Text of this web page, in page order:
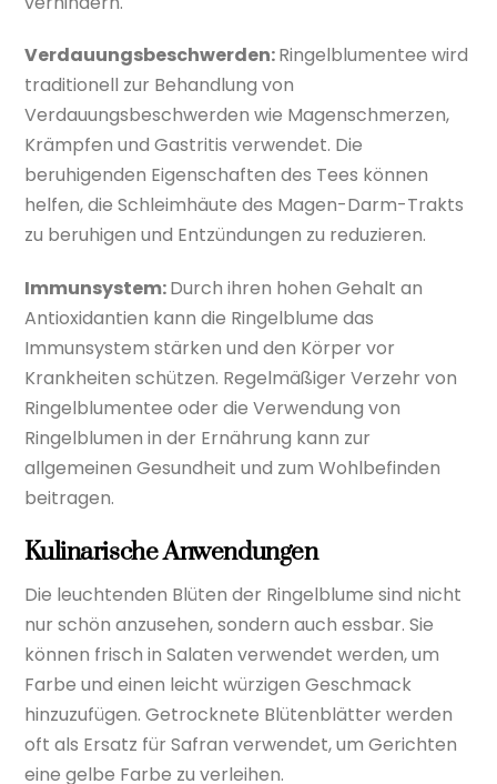
Verdauungsbeschwerden:Ringelblumentee wird
traditionell zur Behandlung von
Verdauungsbeschwerden wie Magenschmerzen,
Krämpfen und Gastritis verwendet. Die
beruhigenden Eigenschaften des Tees können
helfen, die Schleimhäute des Magen-Darm-Trakts
zu beruhigen und Entzündungen zu reduzieren.
Immunsystem:Durch ihren hohen Gehalt an
Antioxidantien kann die Ringelblume das
Immunsystem stärken und den Körper vor
Krankheiten schützen. Regelmäßiger Verzehr von
Ringelblumentee oder die Verwendung von
Ringelblumen in der Ernährung kann zur
allgemeinen Gesundheit und zum Wohlbefinden
beitragen.
Kulinarische Anwendungen
Die leuchtenden Blüten der Ringelblume sind nicht
nur schön anzusehen, sondern auch essbar. Sie
können frisch in Salaten verwendet werden, um
Farbe und einen leicht würzigen Geschmack
hinzuzufügen. Getrocknete Blütenblätter werden
oft als Ersatz für Safran verwendet, um Gerichten
eine gelbe Farbe zu verleihen.